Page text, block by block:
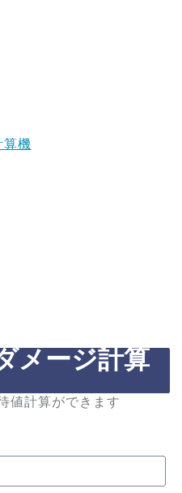
算機
メージ計算
値計算ができます